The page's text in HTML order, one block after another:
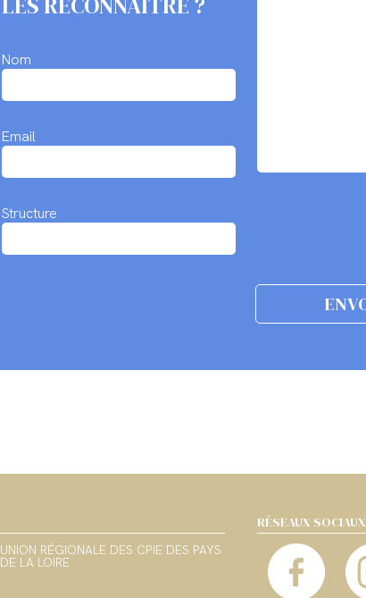
Nom
Email
Structure
UNION RÉGIONALE DES CPIE DES PAYS
DE LA LOIRE
RÉSEAUX SOCIAUX